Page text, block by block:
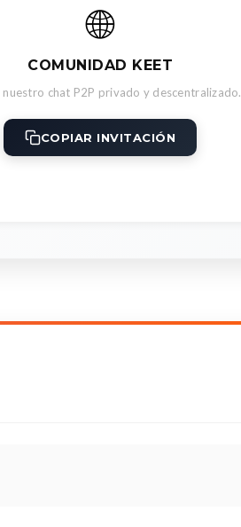
🌐
COMUNIDAD KEET
nuestro chat P2P privado y descentralizado.
COPIAR INVITACIÓN